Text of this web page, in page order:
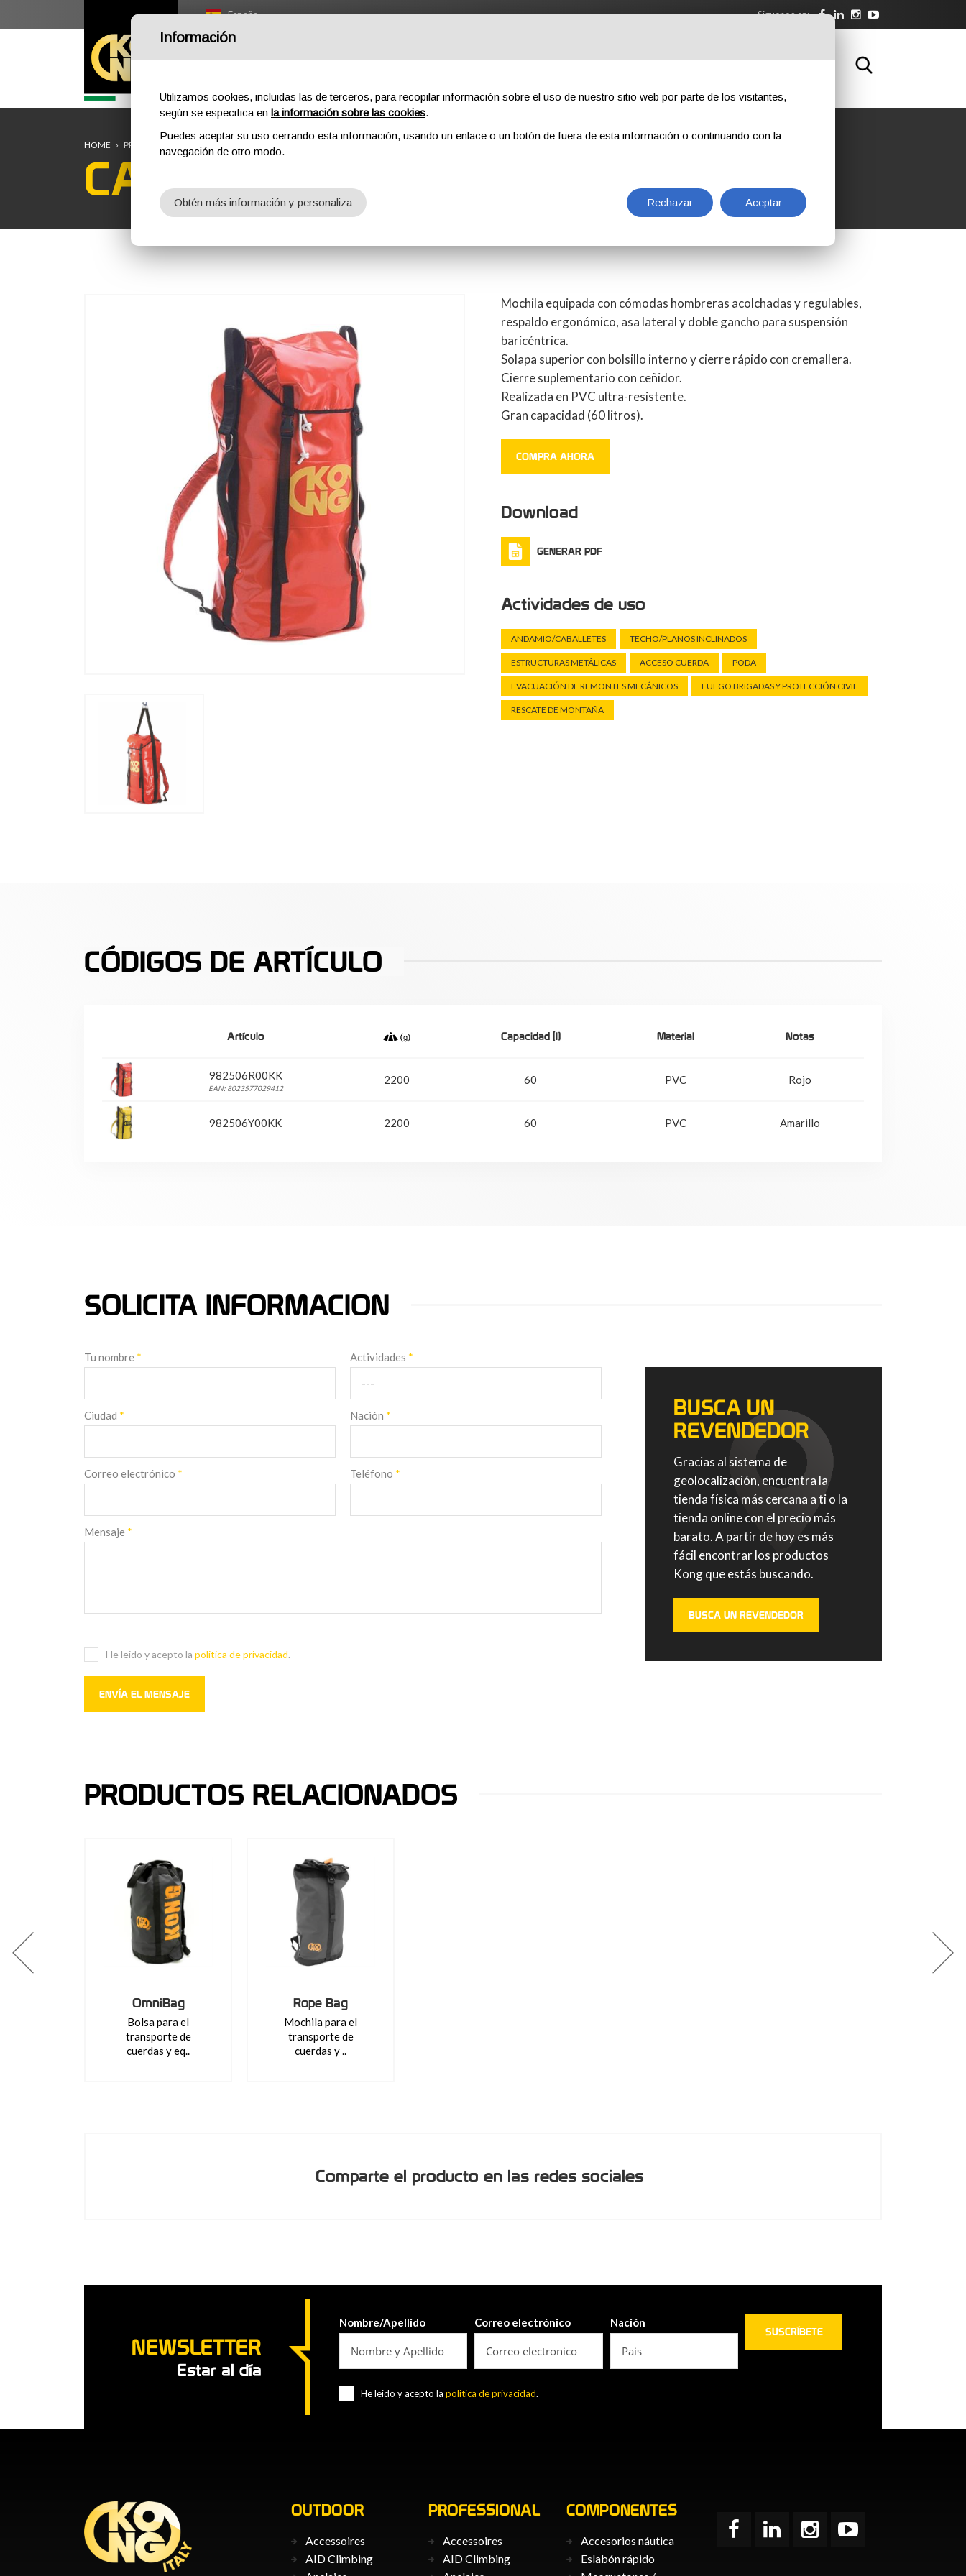
España Siguenos en:
HOME OUTDOOR PROFESSIONAL COMPONENTES SOBRE NOSOTROS DOWNLOAD FORMACIÓN CONTACTOS
HOME PROFESSIONAL SACOS
CARGO
Mochila equipada con cómodas hombreras acolchadas y regulables,
respaldo ergonómico, asa lateral y doble gancho para suspensión
baricéntrica.
Solapa superior con bolsillo interno y cierre rápido con cremallera.
Cierre suplementario con ceñidor.
Realizada en PVC ultra-resistente.
Gran capacidad (60 litros).
COMPRA AHORA
Download
GENERAR PDF
Actividades de uso
ANDAMIO/CABALLETES TECHO/PLANOS INCLINADOS
ESTRUCTURAS METÁLICAS ACCESO CUERDA PODA
EVACUACIÓN DE REMONTES MECÁNICOS FUEGO BRIGADAS Y PROTECCIÓN CIVIL
RESCATE DE MONTAÑA
CÓDIGOS DE ARTÍCULO
Artículo Capacidad (l) Material Notas
982506R00KK
EAN: 8023577029412
2200 60 PVC Rojo
982506Y00KK 2200 60 PVC Amarillo
SOLICITA INFORMACION
Tu nombre * Actividades *
Ciudad * Nación *
Correo electrónico * Teléfono *
Mensaje *
He leido y acepto la politica de privacidad.
BUSCA UN
REVENDEDOR
Gracias al sistema de
geolocalización, encuentra la
tienda física más cercana a ti o la
tienda online con el precio más
barato. A partir de hoy es más
fácil encontrar los productos
Kong que estás buscando.
BUSCA UN REVENDEDOR
PRODUCTOS RELACIONADOS
OmniBag
Bolsa para el
transporte de
cuerdas y eq..
Rope Bag
Mochila para el
transporte de
cuerdas y ..
Comparte el producto en las redes sociales
NEWSLETTER
Estar al día
Nombre/Apellido Correo electrónico Nación
He leido y acepto la politica de privacidad.
OUTDOOR
Accessoires
AID Climbing
PROFESSIONAL
Accessoires
AID Climbing
COMPONENTES
Accesorios náutica
Eslabón rápido
Información
Utilizamos cookies, incluidas las de terceros, para recopilar información sobre el uso de nuestro sitio web por parte de los visitantes,
según se especifica en la información sobre las cookies.
Puedes aceptar su uso cerrando esta información, usando un enlace o un botón de fuera de esta información o continuando con la
navegación de otro modo.
Rechazar Aceptar
Obtén más información y personaliza